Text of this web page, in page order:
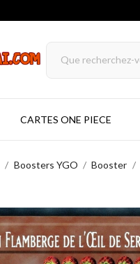
CARTES ONE PIECE
Boosters YGO Booster